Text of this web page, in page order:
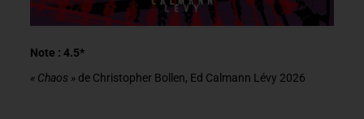
Note : 4.5*
« Chaos » de Christopher Bollen, Ed Calmann Lévy 2026